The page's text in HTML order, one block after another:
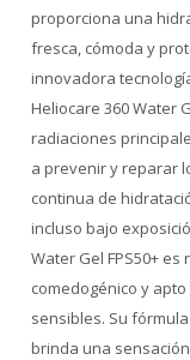
proporciona una
fresca, cómoda y
innovadora
Heliocare 360 Water
radiaciones
a prevenir y reparar
continua de
incluso bajo
Water Gel FPS50+
comedogénico y
sensibles. Su
brinda una